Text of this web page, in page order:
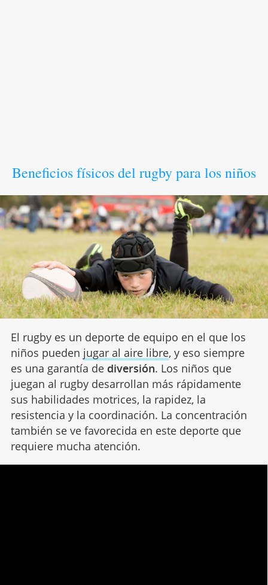
Beneficios físicos del rugby para los niños
El rugby es un deporte de equipo en el que los
niños pueden jugar al aire libre, y eso siempre
es una garantía de diversión. Los niños que
juegan al rugby desarrollan más rápidamente
sus habilidades motrices, la rapidez, la
resistencia y la coordinación. La concentración
también se ve favorecida en este deporte que
requiere mucha atención.